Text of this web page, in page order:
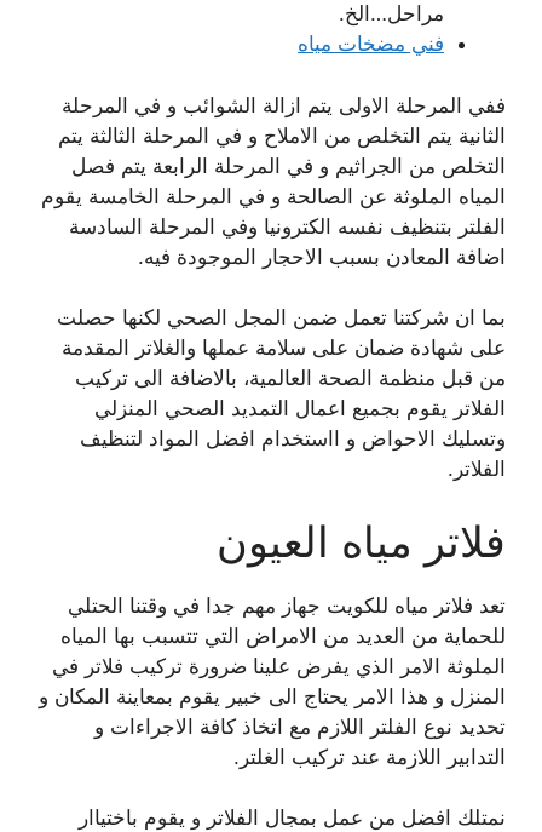
مراحل…الخ.
فني مضخات مياه
ففي المرحلة الاولى يتم ازالة الشوائب و في المرحلة
الثانية يتم التخلص من الاملاح و في المرحلة الثالثة يتم
التخلص من الجراثيم و في المرحلة الرابعة يتم فصل
المياه الملوثة عن الصالحة و في المرحلة الخامسة يقوم
الفلتر بتنظيف نفسه الكترونيا وفي المرحلة السادسة
اضافة المعادن بسبب الاحجار الموجودة فيه.
بما ان شركتنا تعمل ضمن المجل الصحي لكنها حصلت
على شهادة ضمان على سلامة عملها والغلاتر المقدمة
من قبل منظمة الصحة العالمية، بالاضافة الى تركيب
الفلاتر يقوم بجميع اعمال التمديد الصحي المنزلي
وتسليك الاحواض و ااستخدام افضل المواد لتنظيف
الفلاتر.
فلاتر مياه العيون
تعد فلاتر مياه للكويت جهاز مهم جدا في وقتنا الحتلي
للحماية من العديد من الامراض التي تتسبب بها المياه
الملوثة الامر الذي يفرض علينا ضرورة تركيب فلاتر في
المنزل و هذا الامر يحتاج الى خبير يقوم بمعاينة المكان و
تحديد نوع الفلتر اللازم مع اتخاذ كافة الاجراءات و
التدابير اللازمة عند تركيب الغلتر.
نمتلك افضل من عمل بمجال الفلاتر و يقوم باختياار